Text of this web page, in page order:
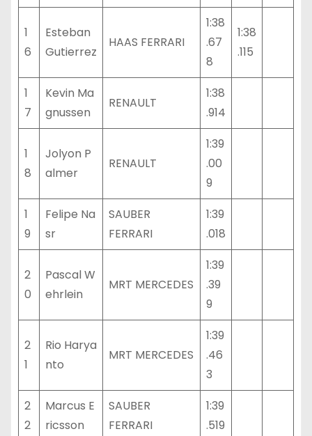
1
6
Esteban
Gutierrez
HAAS FERRARI
1:38
.67
8
1:38
.115
1
7
Kevin Ma
gnussen
RENAULT
1:38
.914
1
8
Jolyon P
almer
RENAULT
1:39
.00
9
1
9
Felipe Na
sr
SAUBER
FERRARI
1:39
.018
2
0
Pascal W
ehrlein
MRT MERCEDES
1:39
.39
9
2
1
Rio Harya
nto
MRT MERCEDES
1:39
.46
3
2
2
Marcus E
ricsson
SAUBER
FERRARI
1:39
.519